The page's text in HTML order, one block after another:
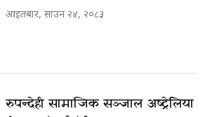
आइतबार, साउन २४, २०८३
रुपन्देही सामाजिक सञ्जाल अष्ट्रेलिया